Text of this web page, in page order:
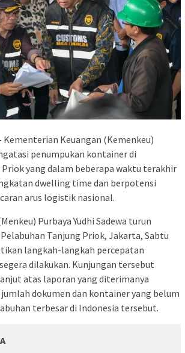
Kementerian Keuangan (Kemenkeu)
penumpukan kontainer di
yang dalam beberapa waktu terakhir
dwelling time dan berpotensi
arus logistik nasional.
Purbaya Yudhi Sadewa turun
Tanjung Priok, Jakarta, Sabtu
langkah-langkah percepatan
dilakukan. Kunjungan tersebut
atas laporan yang diterimanya
dokumen dan kontainer yang belum
terbesar di Indonesia tersebut.